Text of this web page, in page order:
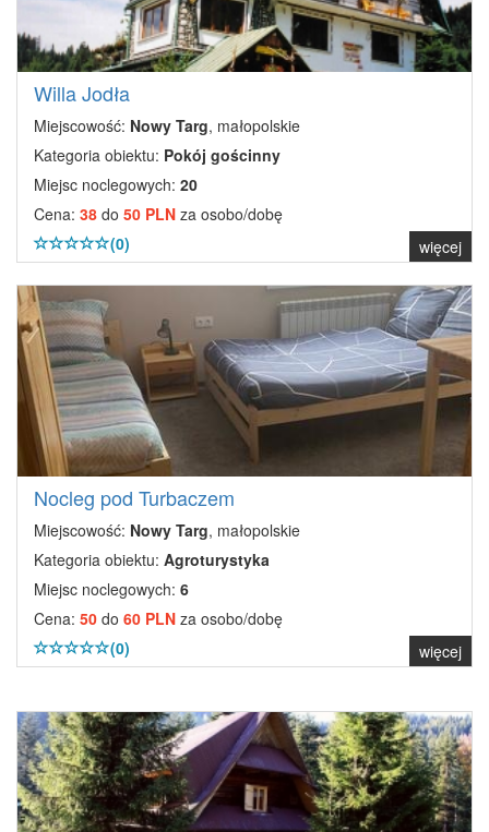
Willa Jodła
Miejscowość: Nowy Targ, małopolskie
Kategoria obiektu: Pokój gościnny
Miejsc noclegowych: 20
Cena: 38 do 50 PLN za osobo/dobę
(0)
więcej
Nocleg pod Turbaczem
Miejscowość: Nowy Targ, małopolskie
Kategoria obiektu: Agroturystyka
Miejsc noclegowych: 6
Cena: 50 do 60 PLN za osobo/dobę
(0)
więcej